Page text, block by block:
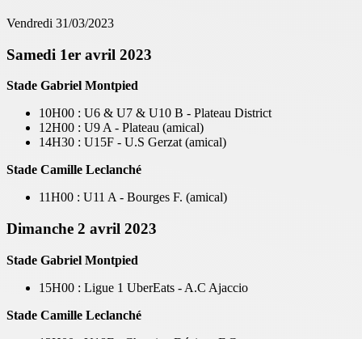
Vendredi 31/03/2023
Samedi 1er avril 2023
Stade Gabriel Montpied
10H00 : U6 & U7 & U10 B - Plateau District
12H00 : U9 A - Plateau (amical)
14H30 : U15F - U.S Gerzat (amical)
Stade Camille Leclanché
11H00 : U11 A - Bourges F. (amical)
Dimanche 2 avril 2023
Stade Gabriel Montpied
15H00 : Ligue 1 UberEats - A.C Ajaccio
Stade Camille Leclanché